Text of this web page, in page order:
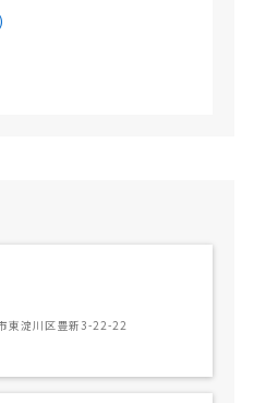
東淀川区豊新3-22-22